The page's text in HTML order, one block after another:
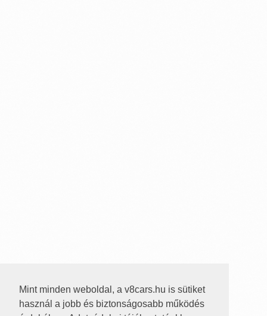
Mint minden weboldal, a v8cars.hu is sütiket
használ a jobb és biztonságosabb működés